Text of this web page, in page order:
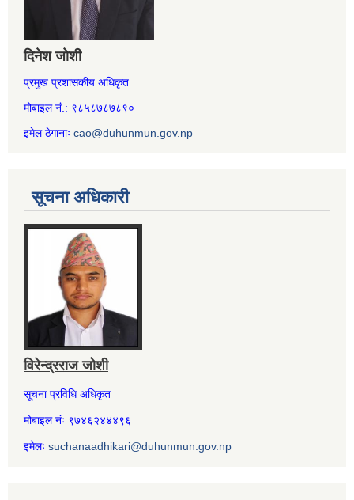
दिनेश जोशी
प्रमुख प्रशासकीय अधिकृत
मोबाइल नं.: ९८५८७८७८९०
इमेल ठेगानाः cao@duhunmun.gov.np
सूचना अधिकारी
विरेन्द्रराज जोशी
सूचना प्रविधि अधिकृत
मोबाइल नंः ९७४६२४४४९६
इमेलः suchanaadhikari@duhunmun.gov.np